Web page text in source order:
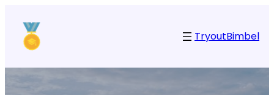
konten
TryoutBimbel